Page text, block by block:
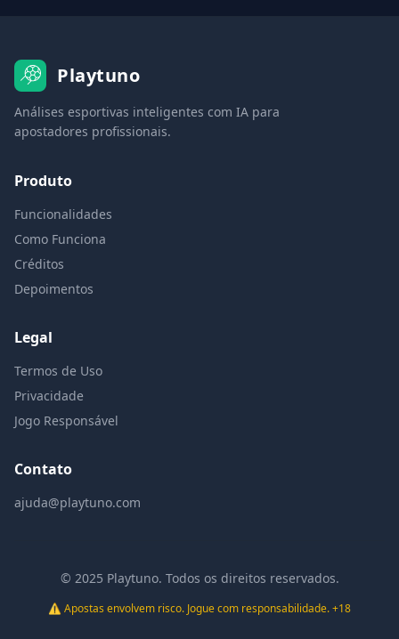
Playtuno
Análises esportivas inteligentes com IA para
apostadores profissionais.
Produto
Funcionalidades
Como Funciona
Créditos
Depoimentos
Legal
Termos de Uso
Privacidade
Jogo Responsável
Contato
ajuda@playtuno.com
© 2025 Playtuno. Todos os direitos reservados.
⚠️ Apostas envolvem risco. Jogue com responsabilidade. +18